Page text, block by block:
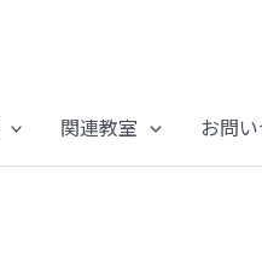
関連教室 お問